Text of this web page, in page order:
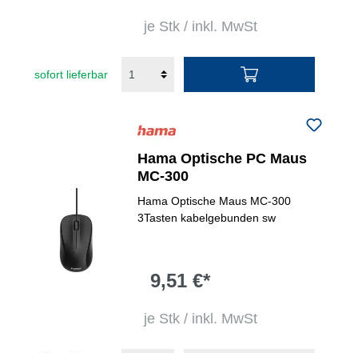
je Stk / inkl. MwSt
sofort lieferbar
Hama Optische PC Maus
MC-300
Hama Optische Maus MC-300
3Tasten kabelgebunden sw
9,51 €*
je Stk / inkl. MwSt